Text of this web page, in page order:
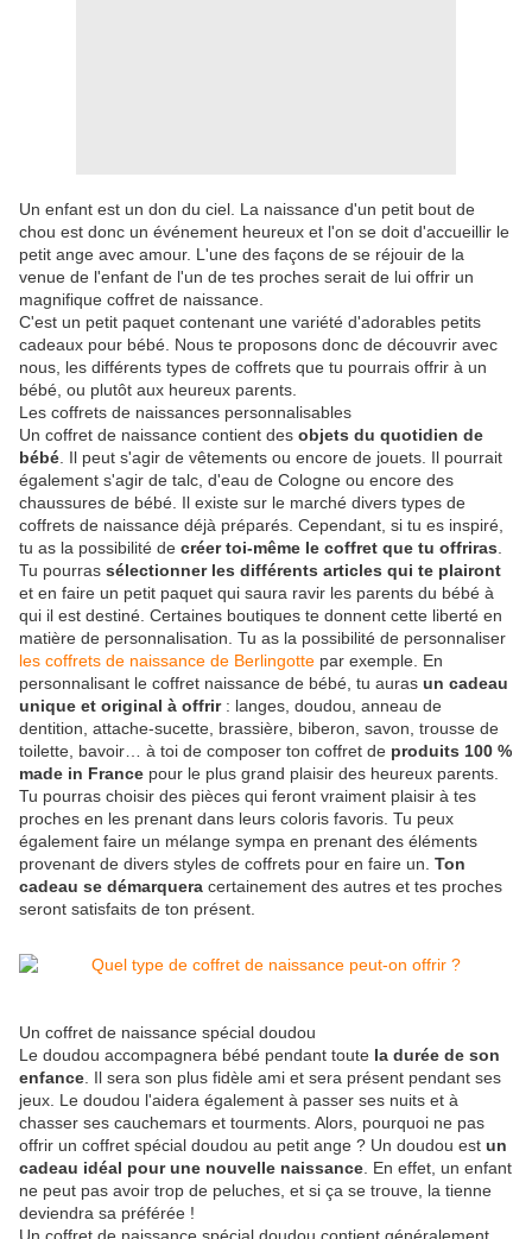
Un enfant est un don du ciel. La naissance d'un petit bout de
chou est donc un événement heureux et l'on se doit d'accueillir le
petit ange avec amour. L'une des façons de se réjouir de la
venue de l'enfant de l'un de tes proches serait de lui offrir un
magnifique coffret de naissance.
C'est un petit paquet contenant une variété d'adorables petits
cadeaux pour bébé. Nous te proposons donc de découvrir avec
nous, les différents types de coffrets que tu pourrais offrir à un
bébé, ou plutôt aux heureux parents.
Les coffrets de naissances personnalisables
Un coffret de naissance contient des objets du quotidien de
bébé . Il peut s'agir de vêtements ou encore de jouets. Il pourrait
également s'agir de talc, d'eau de Cologne ou encore des
chaussures de bébé. Il existe sur le marché divers types de
coffrets de naissance déjà préparés. Cependant, si tu es inspiré,
tu as la possibilité de créer toi-même le coffret que tu offriras
Tu pourras sélectionner les différents articles qui te plairont
et en faire un petit paquet qui saura ravir les parents du bébé à
qui il est destiné. Certaines boutiques te donnent cette liberté en
matière de personnalisation. Tu as la possibilité de personnaliser
les coffrets de naissance de Berlingotte par exemple. En
personnalisant le coffret naissance de bébé, tu auras un cadeau
unique et original à offrir : langes, doudou, anneau de
dentition, attache-sucette, brassière, biberon, savon, trousse de
toilette, bavoir… à toi de composer ton coffret de produits 100 %
made in France pour le plus grand plaisir des heureux parents.
Tu pourras choisir des pièces qui feront vraiment plaisir à tes
proches en les prenant dans leurs coloris favoris. Tu peux
également faire un mélange sympa en prenant des éléments
provenant de divers styles de coffrets pour en faire un. Ton
cadeau se démarquera certainement des autres et tes proches
seront satisfaits de ton présent.
Un coffret de naissance spécial doudou
Le doudou accompagnera bébé pendant toute la durée de son
enfance . Il sera son plus fidèle ami et sera présent pendant ses
jeux. Le doudou l'aidera également à passer ses nuits et à
chasser ses cauchemars et tourments. Alors, pourquoi ne pas
offrir un coffret spécial doudou au petit ange ? Un doudou est un
cadeau idéal pour une nouvelle naissance . En effet, un enfant
ne peut pas avoir trop de peluches, et si ça se trouve, la tienne
deviendra sa préférée !